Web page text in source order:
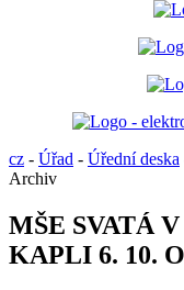
cz - Úřad - Úřední deska
Archiv
MŠE SVATÁ
KAPLI 6. 10.